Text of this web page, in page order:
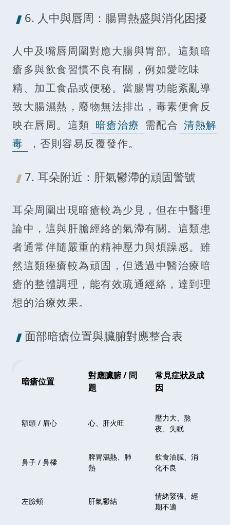
6. 人中與唇周：腸胃熱盛與消化困擾
人中及嘴唇周圍對應大腸與胃部。這類暗
瘡多與飲食習慣不良有關，例如愛吃味
精、加工食品或便秘。當腸胃功能紊亂導
致大腸濕熱，廢物無法排出，毒素便會反
映在唇周。這類 暗瘡治療 需配合 清熱解
毒
，否則容易反覆發作。
7. 耳朵附近：肝氣鬱滯的頑固警號
耳朵周圍出現暗瘡較為少見，但在中醫理
論中，這與肝膽經絡的氣滯有關。這類患
者通常伴隨嚴重的精神壓力與煩躁感。雖
然這類痤瘡較為頑固，但透過中醫治療暗
瘡的整體調理，能有效疏通經絡，達到理
想的治療效果。
面部暗瘡位置與臟腑對應整合表
暗瘡位置
對應臟腑 / 問
題
常見症狀及成
因
額頭 / 眉心 心、肝火旺
壓力大、熬
夜、失眠
鼻子 / 鼻樑
脾胃濕熱、肺
熱
飲食油膩、消
化不良
左臉頰 肝氣鬱結
情緒緊張、經
期不適